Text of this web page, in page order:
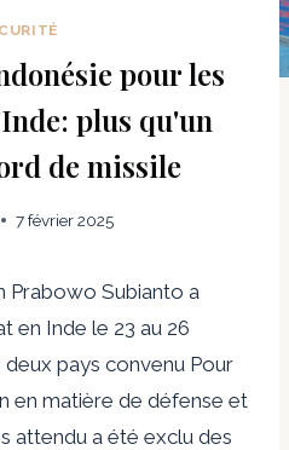
pour les
plus qu'un
de missile
7 février 2025
Prabowo Subianto a
en Inde le 23 au 26
deux pays convenu Pour
en matière de défense et
attendu a été exclu des